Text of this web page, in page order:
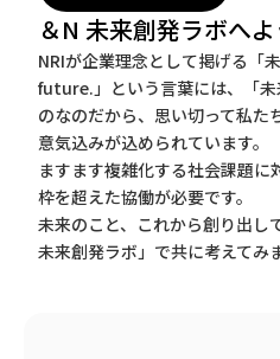
＆N 未来創発ラボへよ
NRIが企業理念として掲げる「
future.」という言葉には、「
のなのだから、思い切って私た
意気込みが込められています。
ますます複雑化する社会課題に
枠を超えた協働が必要です。
未来のこと、これから創り出し
未来創発ラボ」で共に考えてみ